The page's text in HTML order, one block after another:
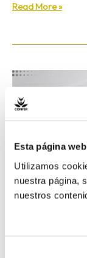
Esta página
Utilizamos
nuestra página,
nuestros
Read More »
Encuentro
de
Secretarías
y
Provinciales